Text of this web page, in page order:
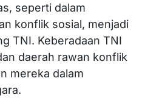
seperti dalam
konflik sosial, menjadi
TNI. Keberadaan TNI
daerah rawan konflik
mereka dalam